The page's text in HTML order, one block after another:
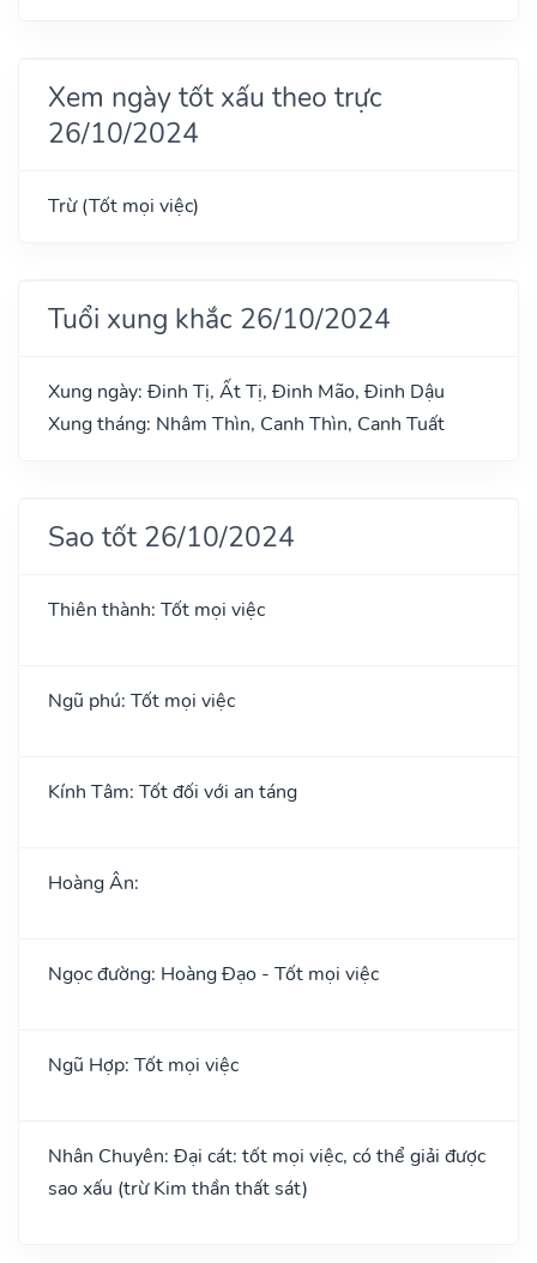
Xem ngày tốt xấu theo trực
26/10/2024
Trừ (Tốt mọi việc)
Tuổi xung khắc 26/10/2024
Xung ngày: Đinh Tị, Ất Tị, Đinh Mão, Đinh Dậu
Xung tháng: Nhâm Thìn, Canh Thìn, Canh Tuất
Sao tốt 26/10/2024
Thiên thành: Tốt mọi việc
Ngũ phú: Tốt mọi việc
Kính Tâm: Tốt đối với an táng
Hoàng Ân:
Ngọc đường: Hoàng Đạo - Tốt mọi việc
Ngũ Hợp: Tốt mọi việc
Nhân Chuyên: Đại cát: tốt mọi việc, có thể giải được
sao xấu (trừ Kim thần thất sát)